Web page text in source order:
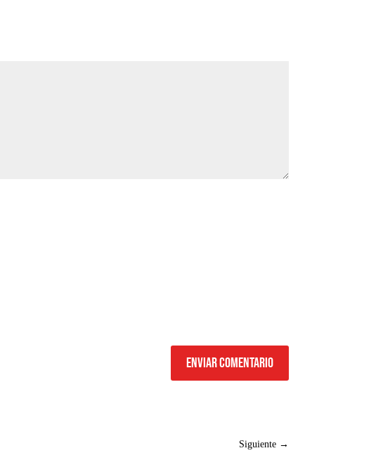
Enviar comentario
Siguiente→